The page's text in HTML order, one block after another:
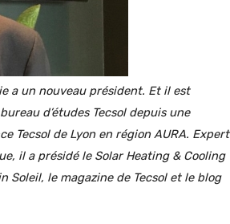
a un nouveau président. Et il est
d’études Tecsol depuis une
Tecsol de Lyon en région AURA. Expert
il a présidé le Solar Heating & Cooling
Soleil, le magazine de Tecsol et le blog